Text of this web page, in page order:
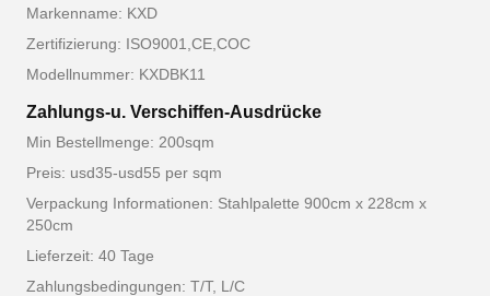
Markenname: KXD
Zertifizierung: ISO9001,CE,COC
Modellnummer: KXDBK11
Zahlungs-u. Verschiffen-Ausdrücke
Min Bestellmenge: 200sqm
Preis: usd35-usd55 per sqm
Verpackung Informationen: Stahlpalette 900cm x 228cm x
250cm
Lieferzeit: 40 Tage
Zahlungsbedingungen: T/T, L/C